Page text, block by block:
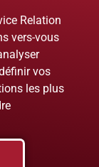
Relation
vers-vous
vos
les plus